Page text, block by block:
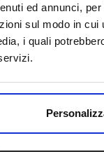
ed annunci,
sul modo in
i quali
Oct